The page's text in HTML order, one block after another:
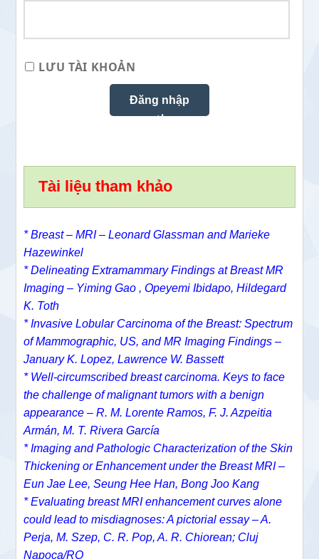
LƯU TÀI KHOẢN
Tài liệu tham khảo
* Breast – MRI – Leonard Glassman and Marieke
Hazewinkel
*Delineating Extramammary Findings at Breast MR
Imaging – Yiming Gao , Opeyemi Ibidapo, Hildegard
K. Toth
*Invasive Lobular Carcinoma of the Breast: Spectrum
of Mammographic, US, and MR Imaging Findings –
January K. Lopez, Lawrence W. Bassett
* Well-circumscribed breast carcinoma. Keys to face
the challenge of malignant tumors with a benign
appearance – R. M. Lorente Ramos, F. J. Azpeitia
Armán, M. T. Rivera García
*Imaging and Pathologic Characterization of the Skin
Thickening or Enhancement under the Breast MRI –
Eun Jae Lee, Seung Hee Han, Bong Joo Kang
* Evaluating breast MRI enhancement curves alone
could lead to misdiagnoses: A pictorial essay – A.
Perja, M. Szep, C. R. Pop, A. R. Chiorean; Cluj
Napoca/RO